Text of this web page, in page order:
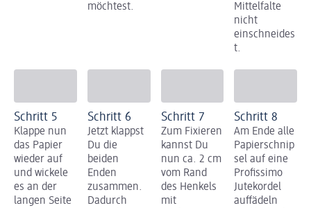
möchtest.
Mittelfalte
nicht
einschneides
t.
Schritt 5
Klappe nun
das Papier
wieder auf
und wickele
es an der
langen Seite
Schritt 6
Jetzt klappst
Du die
beiden
Enden
zusammen.
Dadurch
Schritt 7
Zum Fixieren
kannst Du
nun ca. 2 cm
vom Rand
des Henkels
mit
Schritt 8
Am Ende alle
Papierschnip
sel auf eine
Profissimo
Jutekordel
auffädeln